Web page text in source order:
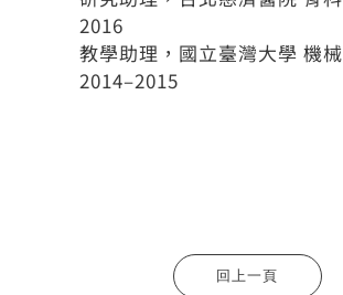
2016
教學助理，國立臺灣大學 機
2014–2015